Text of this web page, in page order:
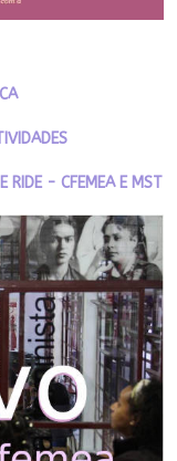
RIDE - CFEMEA E MST